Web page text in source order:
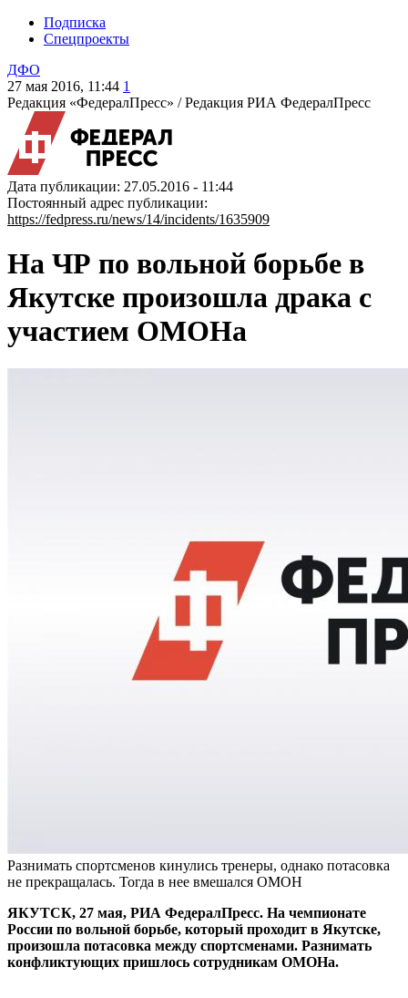
Подписка
Спецпроекты
ДФО
27 мая 2016, 11:44 1
Редакция «ФедералПресс» /Редакция РИА ФедералПресс
Дата публикации: 27.05.2016 - 11:44
Постоянный адрес публикации:
https://fedpress.ru/news/14/incidents/1635909
На ЧР по вольной борьбе в
Якутске произошла драка с
участием ОМОНа
Разнимать спортсменов кинулись тренеры, однако потасовка
не прекращалась. Тогда в нее вмешался ОМОН
ЯКУТСК, 27 мая, РИА ФедералПресс. На чемпионате
России по вольной борьбе, который проходит в Якутске,
произошла потасовка между спортсменами. Разнимать
конфликтующих пришлось сотрудникам ОМОНа.